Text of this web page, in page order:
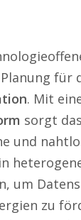
für
. Mit
sorgt
und
um
zu